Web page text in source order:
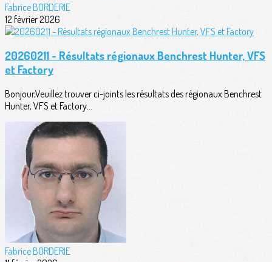
Fabrice BORDERIE
12 février 2026
20260211 - Résultats régionaux Benchrest Hunter, VFS
et Factory
Bonjour,Veuillez trouver ci-joints les résultats des régionaux Benchrest
Hunter, VFS et Factory...
Fabrice BORDERIE